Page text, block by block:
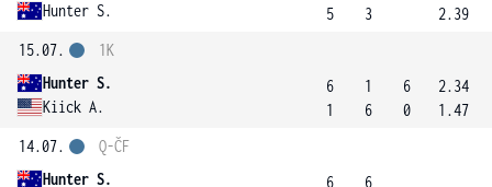
Hunter S.
5
3
2.39
15.07.
Hunter S.
Kiick A.
1K
6
1
1
6
6
0
2.34
1.47
14.07.
Hunter S.
Q-ČF
6
6